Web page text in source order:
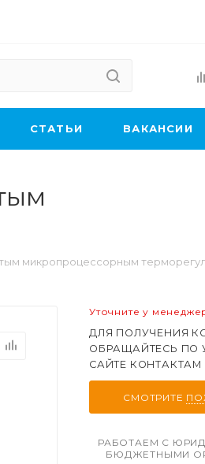
CТАТЬИ ВАКАНСИИ
микропроцессорным
Уточните у
ДЛЯ ПОЛУЧЕНИЯ
ОБРАЩАЙТЕСЬ ПО
САЙТЕ
СМОТРИТЕ
РАБОТАЕМ С
БЮДЖЕТНЫМИ